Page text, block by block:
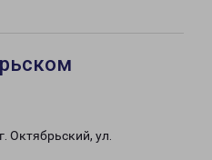
Октябрьский, ул.